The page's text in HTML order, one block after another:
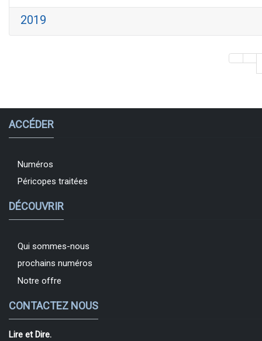
2019
ACCÉDER
Numéros
Péricopes traitées
DÉCOUVRIR
Qui sommes-nous
prochains numéros
Notre offre
CONTACTEZ NOUS
Lire et Dire.